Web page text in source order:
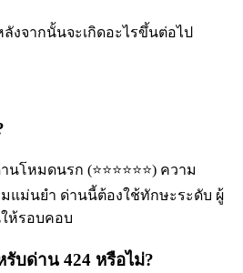
งจากนั้นจะเกิดอะไรขึ้นต่อไป
หมดนรก (⭐⭐⭐⭐⭐⭐) ความ
แม่นยำ ด่านนี้ต้องใช้ทักษะระดับ ผู้
ห้รอบคอบ
รับด่าน 424 หรือไม่?